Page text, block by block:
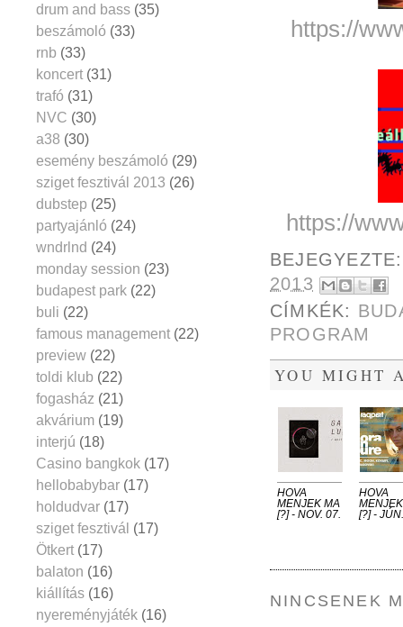
https://
https://
2013
CÍMKÉK:
PROGRAM
YOU MIGHT
HOVA
MENJEK MA
[?] - NOV. 07.
HOVA
[?] -
NINCSENEK
drum and bass (35)
beszámoló (33)
rnb (33)
koncert (31)
trafó (31)
NVC (30)
a38 (30)
esemény beszámoló (29)
sziget fesztivál 2013 (26)
dubstep (25)
partyajánló (24)
wndrlnd (24)
monday session (23)
budapest park (22)
buli (22)
famous management (22)
preview (22)
toldi klub (22)
fogasház (21)
akvárium (19)
interjú (18)
Casino bangkok (17)
hellobabybar (17)
holdudvar (17)
sziget fesztivál (17)
Ötkert (17)
balaton (16)
kiállítás (16)
nyereményjáték (16)